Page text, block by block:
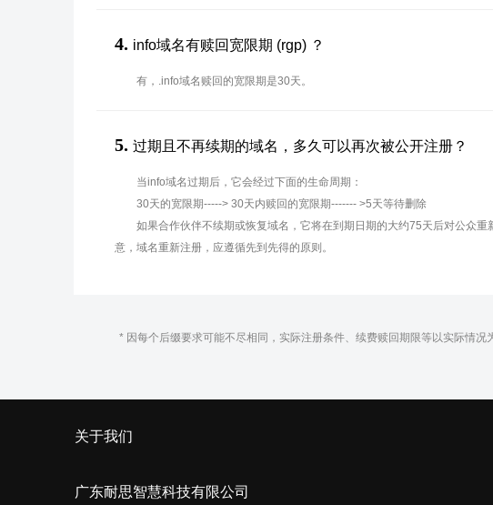
4. info域名有赎回宽限期 (rgp) ？
有，.info域名赎回的宽限期是30天。
5. 过期且不再续期的域名，多久可以再次被公开注册？
当info域名过期后，它会经过下面的生命周期：
30天的宽限期-----> 30天内赎回的宽限期------- >5天等待删除
如果合作伙伴不续期或恢复域名，它将在到期日期的大约75天后对公众重
意，域名重新注册，应遵循先到先得的原则。
* 因每个后缀要求可能不尽相同，实际注册条件、续费赎回期限等以实际情况
关于我们
广东耐思智慧科技有限公司